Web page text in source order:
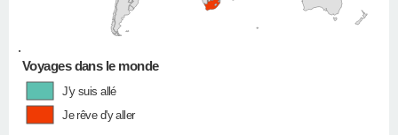
•
Voyages dans le monde
J'y suis allé
Je rêve d'y aller